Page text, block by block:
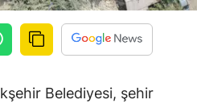
Belediyesi, şehir